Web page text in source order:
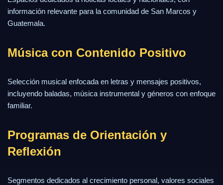
información relevante para la comunidad de San Marcos y
Guatemala.
Música con Contenido Positivo
Selección musical enfocada en letras y mensajes positivos,
incluyendo baladas, música instrumental y géneros con enfoque
familiar.
Programas de Orientación y
Reflexión
Segmentos dedicados al crecimiento personal, valores sociales